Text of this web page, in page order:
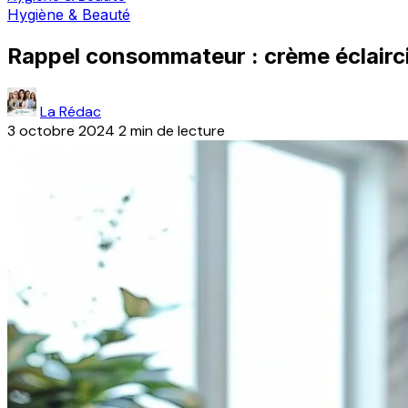
Hygiène & Beauté
Rappel consommateur : crème
La Rédac
3 octobre 2024 2 min de lecture